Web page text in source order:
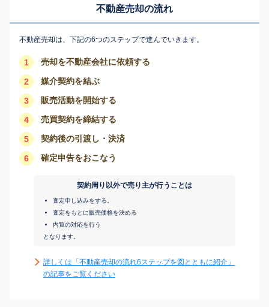
不動産売却の流れ
不動産売却は、下記の6つのステップで進んでいきます。
1 売却を不動産会社に依頼する
2 媒介契約を結ぶ
3 販売活動を開始する
4 売買契約を締結する
5 契約後の引渡し・決済
6 確定申告をおこなう
契約周り以外で売り主が行うことは
査定申し込みをする。
査定をもとに販売価格を決める
内覧の対応を行う
となります。
詳しくは「不動産売却の流れ6ステップを図とともに紹介」
の記事をご覧ください